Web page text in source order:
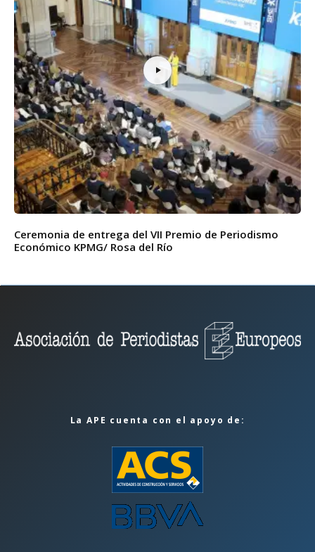
Ceremonia de entrega del VII Premio de Periodismo
Económico KPMG/ Rosa del Río
La APE cuenta con el apoyo de: